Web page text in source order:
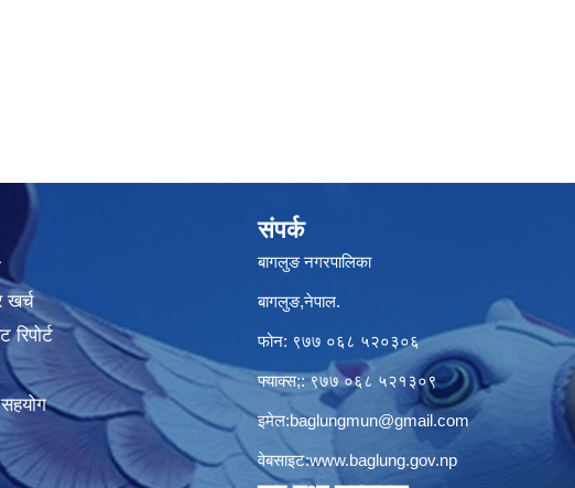
खर्च
संपर्क
बागलुङ नगरपालिका
बागलुङ,नेपाल.
फोन: ९७७ ०६८ ५२०३०६
फ्याक्स;: ९७७ ०६८ ५२१३०९
इमेल:baglungmun@gmail.com
वेबसाइट:www.baglung.gov.np